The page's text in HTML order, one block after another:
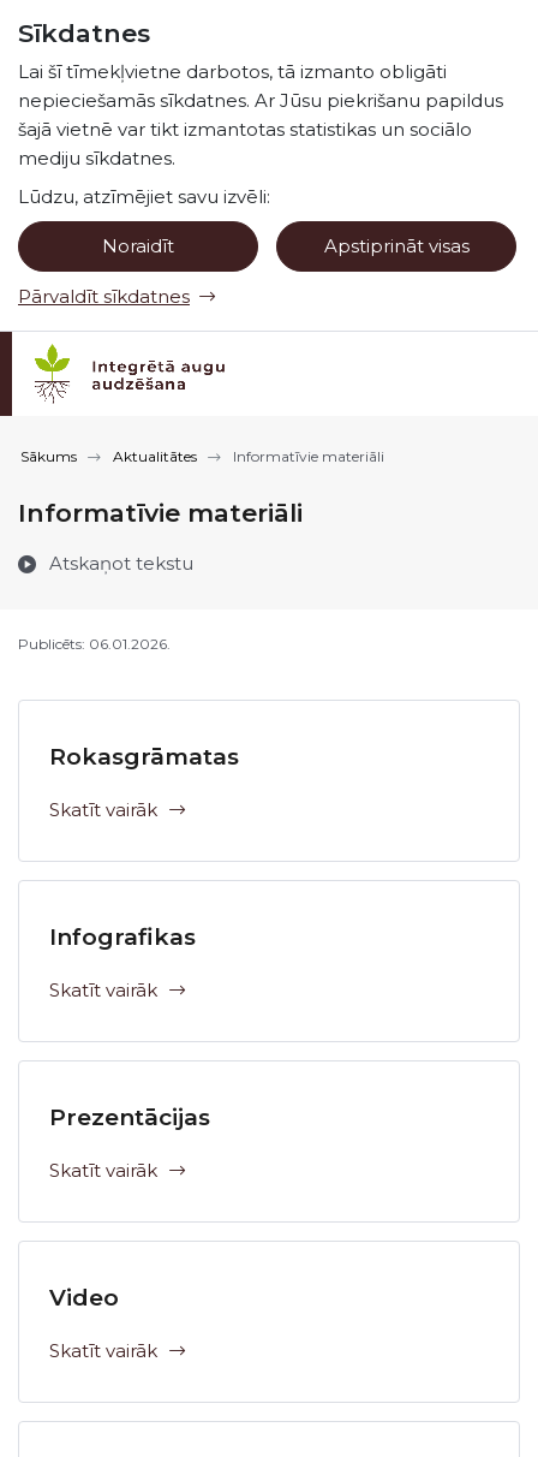
Sīkdatnes
Lai šī tīmekļvietne darbotos, tā izmanto obligāti
nepieciešamās sīkdatnes. Ar Jūsu piekrišanu papildus
šajā vietnē var tikt izmantotas statistikas un sociālo
mediju sīkdatnes.
Lūdzu, atzīmējiet savu izvēli:
Noraidīt Apstiprināt visas
Pārvaldīt sīkdatnes
Sākums Aktualitātes Informatīvie materiāli
Informatīvie materiāli
Atskaņot tekstu
Publicēts: 06.01.2026.
Rokasgrāmatas
Skatīt vairāk
Infografikas
Skatīt vairāk
Prezentācijas
Skatīt vairāk
Video
Skatīt vairāk